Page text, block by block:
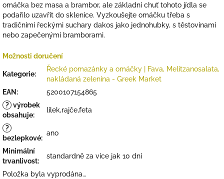
omáčka bez masa a brambor, ale základní chuť tohoto jídla se
podařilo uzavřít do sklenice. Vyzkoušejte omáčku třeba s
tradičními řeckými suchary dakos jako jednohubky, s těstovinami
nebo zapečenými bramborami.
Možnosti doručení
Kategorie:
Řecké pomazánky a omáčky | Fava, Melitzanosalata,
nakládaná zelenina - Greek Market
EAN :
5200107154865
? výrobek
obsahuje:
lilek,rajče,feta
?
bezlepkové:
ano
Minimální
trvanlivost:
standardně za více jak 10 dní
Položka byla vyprodána…